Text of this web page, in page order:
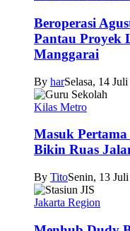
Beroperasi
Pantau Proyek
Manggarai
By harSelasa, 14
Kilas Metro
Masuk
Bikin Ruas
By TitoSenin, 13
Jakarta Region